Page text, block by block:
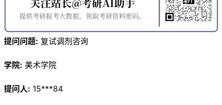
提问问题: 复试调剂咨询
学院: 美术学院
提问人: 15***84